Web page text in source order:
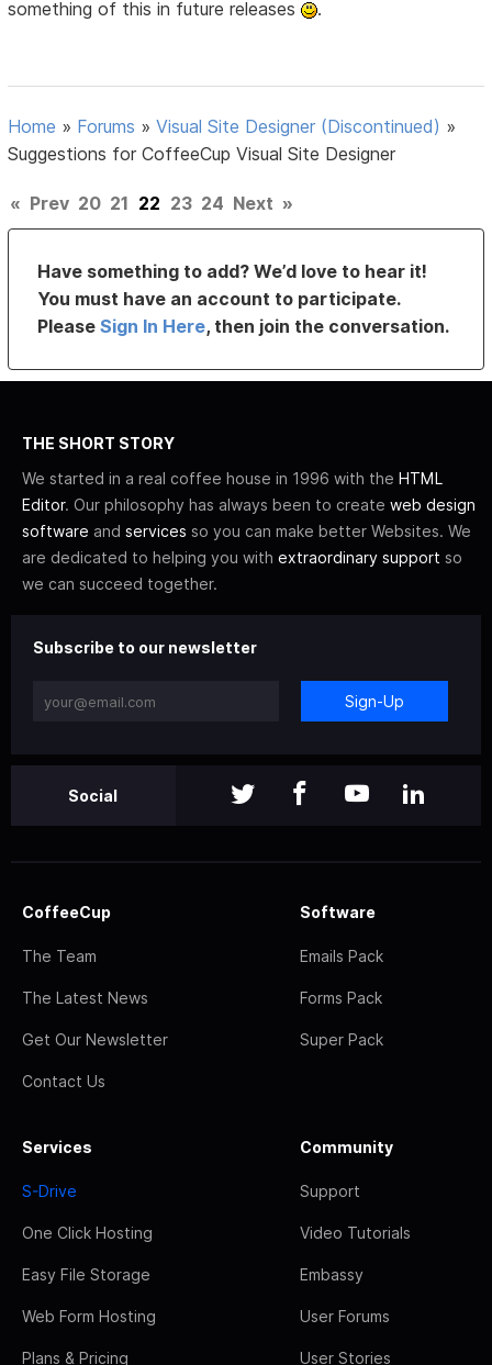
something of this in future releases
.
Home » Forums »Visual Site Designer (Discontinued) »
Suggestions for CoffeeCup Visual Site Designer
« Prev 20 21 22 23 24 Next »
Have something to add? We’d love to hear it!
You must have an account to participate.
PleaseSign In Here, then join the conversation.
THE SHORT STORY
We started in a real coffee house in 1996 with the HTML
Editor. Our philosophy has always been to create web design
software and services so you can make better Websites. We
are dedicated to helping you with extraordinary support so
we can succeed together.
Subscribe to our newsletter
Sign-Up
Social
CoffeeCup
The Team
The Latest News
Get Our Newsletter
Contact Us
Software
Emails Pack
Forms Pack
Super Pack
Services
S-Drive
One Click Hosting
Easy File Storage
Web Form Hosting
Plans & Pricing
Community
Support
Video Tutorials
Embassy
User Forums
User Stories